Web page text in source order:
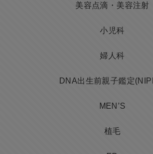
美容点滴・美容注射
小児科
婦人科
DNA出生前親子鑑定
MEN’S
植毛